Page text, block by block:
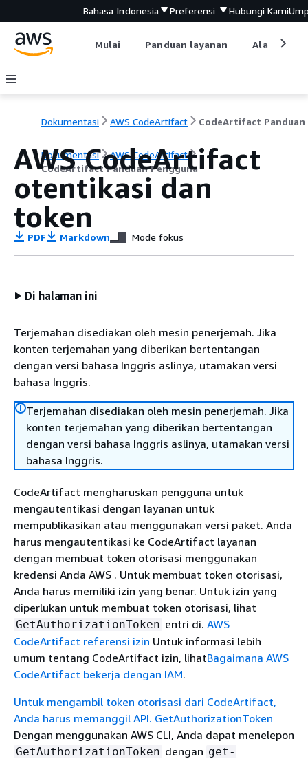
Bahasa Indonesia Preferensi Hubungi Kami
Mulai Panduan layanan Alat
Dokumentasi AWS CodeArtifact
Dokumentasi
AWS CodeArtifact
CodeArtifact Panduan Pengguna
AWS CodeArtifact
otentikasi dan
token
PDF Markdown Mode fokus
Di halaman ini
Terjemahan disediakan oleh mesin penerjemah. Jika
konten terjemahan yang diberikan bertentangan
dengan versi bahasa Inggris aslinya, utamakan versi
bahasa Inggris.
Terjemahan disediakan oleh mesin penerjemah. Jika
konten terjemahan yang diberikan bertentangan
dengan versi bahasa Inggris aslinya, utamakan versi
bahasa Inggris.
CodeArtifact mengharuskan pengguna untuk
mengautentikasi dengan layanan untuk
mempublikasikan atau menggunakan versi paket. Anda
harus mengautentikasi ke CodeArtifact layanan
dengan membuat token otorisasi menggunakan
kredensi Anda AWS . Untuk membuat token otorisasi,
Anda harus memiliki izin yang benar. Untuk izin yang
diperlukan untuk membuat token otorisasi, lihat
GetAuthorizationToken entri di. AWS
CodeArtifact referensi izin Untuk informasi lebih
umum tentang CodeArtifact izin, lihatBagaimana AWS
CodeArtifact bekerja dengan IAM.
Untuk mengambil token otorisasi dari CodeArtifact,
Anda harus memanggil API. GetAuthorizationToken
Dengan menggunakan AWS CLI, Anda dapat menelepon
GetAuthorizationToken dengan get-